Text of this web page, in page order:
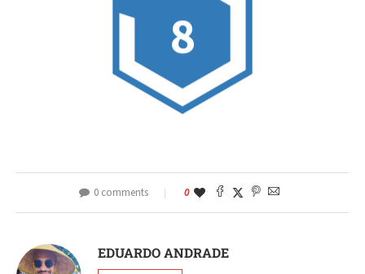
8
0 comments 0
EDUARDO ANDRADE